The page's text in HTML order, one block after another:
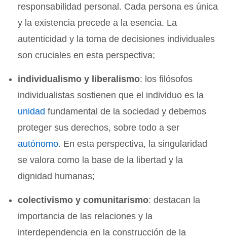
responsabilidad personal. Cada persona es única
y la existencia precede a la esencia. La
autenticidad y la toma de decisiones individuales
son cruciales en esta perspectiva;
individualismo y liberalismo: los filósofos
individualistas sostienen que el individuo es la
unidad fundamental de la sociedad y debemos
proteger sus derechos, sobre todo a ser
autónomo. En esta perspectiva, la singularidad
se valora como la base de la libertad y la
dignidad humanas;
colectivismo y comunitarismo: destacan la
importancia de las relaciones y la
interdependencia en la construcción de la